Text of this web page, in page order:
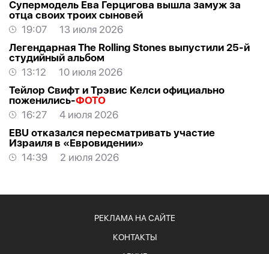
Супермодель Ева Герцигова вышла замуж за
отца своих троих сыновей
19:07
13 июля 2026
Легендарная The Rolling Stones выпустили 25-й
студийный альбом
13:12
10 июля 2026
Тейлор Свифт и Трэвис Келси официально
поженились-ФОТО
16:27
4 июля 2026
EBU отказался пересматривать участие
Израиля в «Евровидении»
14:39
2 июля 2026
РЕКЛАМА НА САЙТЕ
КОНТАКТЫ